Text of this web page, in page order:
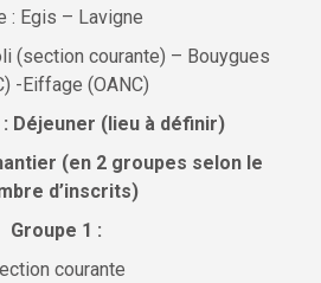
: Egis – Lavigne
(section courante) – Bouygues
-Eiffage (OANC)
: Déjeuner (lieu à définir)
(en 2 groupes selon le
d’inscrits)
Groupe 1 :
courante